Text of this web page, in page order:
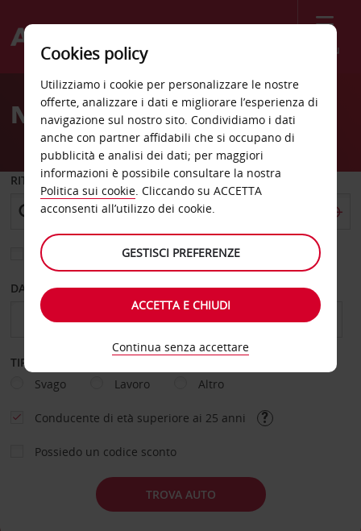
Menù
Welcome
AvisNoleggio auto Stratford
RITIRO DA
Scegli una località di riconsegna diversa
DAL GIORNO AL GIORNO
TIPOLOGIA DI NOLEGGIO
Svago
Lavoro Altro
Conducente di età superiore ai 25 anni
Possiedo un codice sconto
TROVA AUTO
Cookies policy
Utilizziamo i cookie per personalizzare le nostre
offerte, analizzare i dati e migliorare l’esperienza di
navigazione sul nostro sito. Condividiamo i dati
anche con partner affidabili che si occupano di
pubblicità e analisi dei dati; per maggiori
informazioni è possibile consultare la nostra
Politica sui cookie. Cliccando su ACCETTA
acconsenti all’utilizzo dei cookie.
GESTISCI PREFERENZE
ACCETTA E CHIUDI
Continua senza accettare